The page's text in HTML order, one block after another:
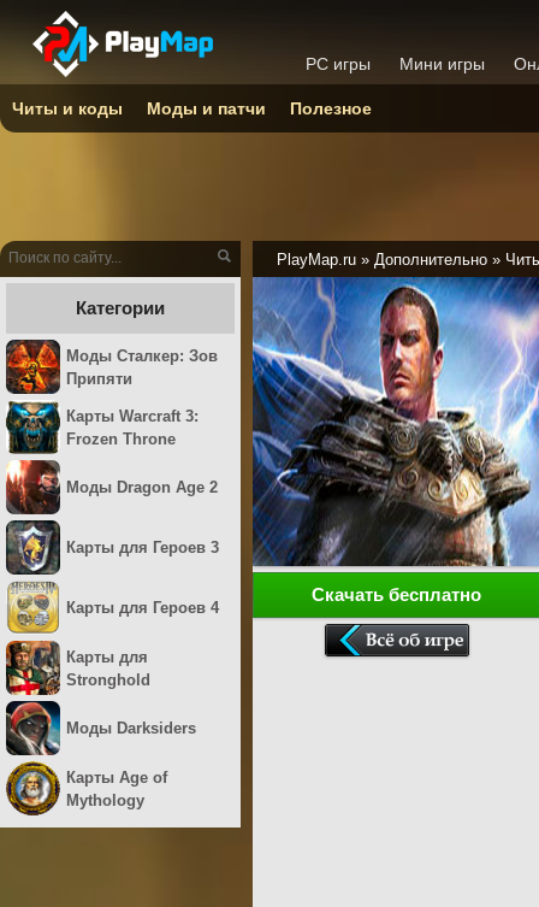
PlayMap.ru » Дополнительно »
Скачать бесплатно
Категории
Моды Сталкер: Зов
Припяти
Карты Warcraft 3:
Frozen Throne
Моды Dragon Age 2
Карты для Героев 3
Карты для Героев 4
Карты для
Stronghold
Моды Darksiders
Карты Age of
Mythology
PC игры Мини игры
Читы и коды Моды и патчи Полезное